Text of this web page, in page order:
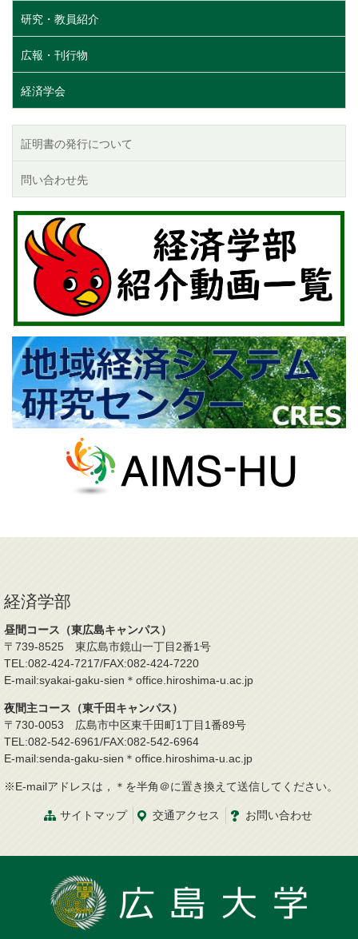
研究・教員紹介
広報・刊行物
経済学会
証明書の発行について
問い合わせ先
経済学部
昼間コース（東広島キャンパス）
〒739-8525 東広島市鏡山一丁目2番1号
TEL:082-424-7217/FAX:082-424-7220
E-mail:syakai-gaku-sien＊office.hiroshima-u.ac.jp
夜間主コース（東千田キャンパス）
〒730-0053 広島市中区東千田町1丁目1番89号
TEL:082-542-6961/FAX:082-542-6964
E-mail:senda-gaku-sien＊office.hiroshima-u.ac.jp
※E-mailアドレスは，＊を半角＠に置き換えて送信してください。
サイトマップ 交通アクセス お問い合わせ